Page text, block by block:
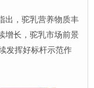
，驼乳营养物质丰
增长，驼乳市场前景
发挥好标杆示范作